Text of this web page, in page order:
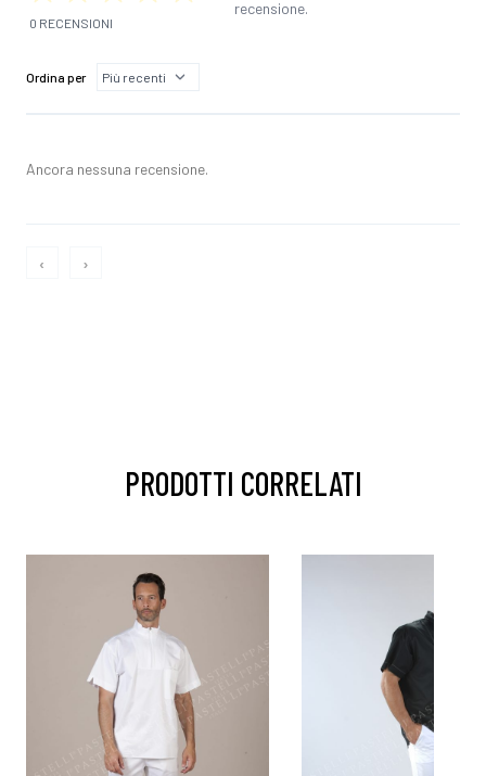
0 RECENSIONI
recensione.
Ordina per
Ancora nessuna recensione.
‹ ›
PRODOTTI CORRELATI